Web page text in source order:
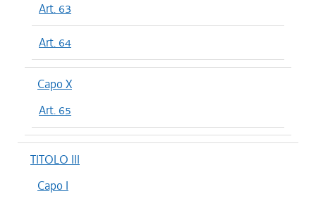
Art. 63
Art. 64
Capo X
Art. 65
TITOLO III
Capo I